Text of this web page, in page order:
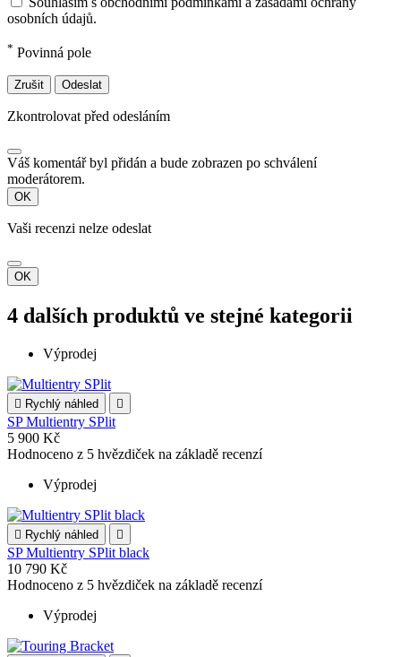
osobních údajů.
* Povinná pole
Zrušit Odeslat
Zkontrolovat před odesláním
Váš komentář byl přidán a bude zobrazen po schválení
moderátorem.
OK
Vaši recenzi nelze odeslat
OK
4 dalších produktů ve stejné kategorii
Výprodej
 Rychlý náhled 
SP Multientry SPlit
5 900 Kč
Hodnoceno z 5 hvězdiček na základě recenzí
Výprodej
 Rychlý náhled 
SP Multientry SPlit black
10 790 Kč
Hodnoceno z 5 hvězdiček na základě recenzí
Výprodej